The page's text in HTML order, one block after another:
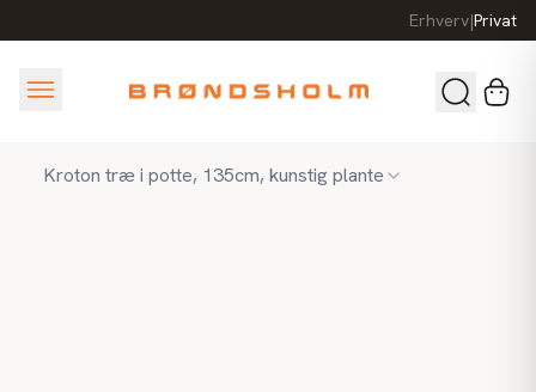
Erhverv|Privat
Kroton træ i potte, 135cm, kunstig plante